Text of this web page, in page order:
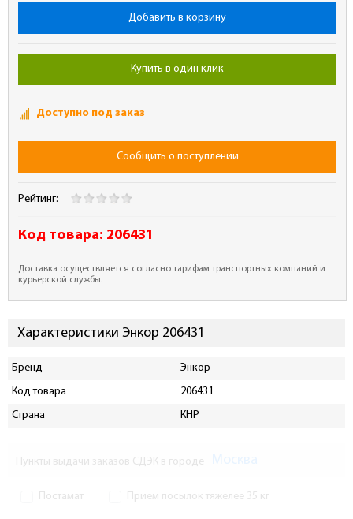
Добавить в корзину
Купить в один клик
Доступно под заказ
Сообщить о поступлении
Рейтинг:
Код товара: 206431
Доставка осуществляется согласно тарифам транспортных компаний и
курьерской службы.
Характеристики Энкор 206431
Бренд
Энкор
Код товара
206431
Страна
КНР
Пункты выдачи заказов СДЭК в городе
Постамат Прием посылок тяжелее 35 кг